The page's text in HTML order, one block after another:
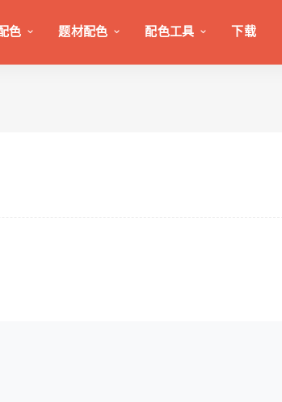
色 题材配色 配色工具 下载